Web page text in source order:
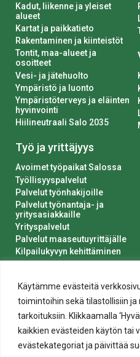
Käytämme evästeitä
toimintoihin sekä tilastollisiin ja
tarkoituksiin. Klikkaamalla
kaikkien evästeiden käytön tai
evästekategoriat ja päivittää
Kadut, liikenne ja yleiset
alueet
Kartat ja paikkatieto
Rakentaminen ja kiinteistöt
Tontit, maa-alueet ja
osoitteet
Vesi- ja jätehuolto
Ympäristö ja luonto
Ympäristöterveys ja eläinten
hyvinvointi
Hiilineutraali Salo 2035
Työ ja yrittäjyys
Avoimet työpaikat Salossa
Työllisyyspalvelut
Palvelut työnhakijoille
Palvelut työnantaja- ja
yritysasiakkaille
Yrityspalvelut
Palvelut maaseutuyrittäjälle
Kilpailukyvyn kehittäminen